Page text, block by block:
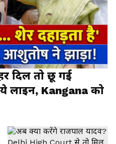
दिल तो छू गई
लाइन, Kangana को